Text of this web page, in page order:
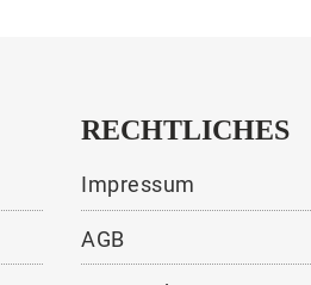
RECHTLICHES
Impressum
AGB